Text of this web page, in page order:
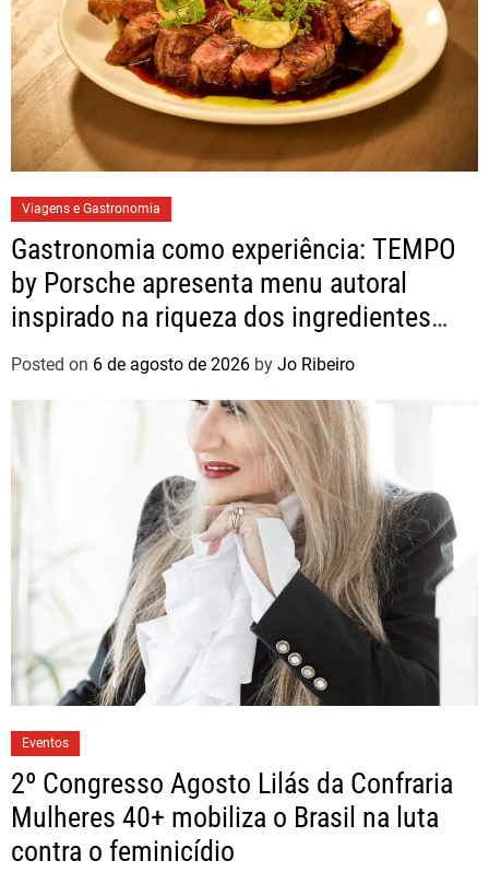
Viagens e Gastronomia
Gastronomia como experiência: TEMPO
by Porsche apresenta menu autoral
inspirado na riqueza dos ingredientes
brasileiros
Posted on 6 de agosto de 2026 by Jo Ribeiro
Eventos
2º Congresso Agosto Lilás da Confraria
Mulheres 40+ mobiliza o Brasil na luta
contra o feminicídio